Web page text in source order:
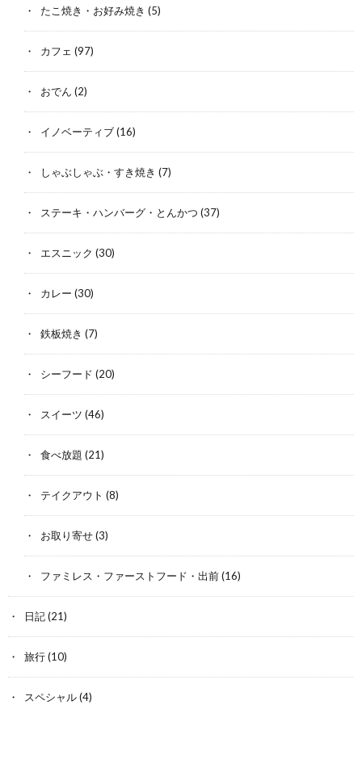
たこ焼き・お好み焼き (5)
カフェ (97)
おでん (2)
イノベーティブ(16)
しゃぶしゃぶ・すき焼き (7)
ステーキ・ハンバーグ・とんかつ (37)
エスニック (30)
カレー (30)
鉄板焼き (7)
シーフード (20)
スイーツ (46)
食べ放題 (21)
テイクアウト (8)
お取り寄せ(3)
ファミレス・ファーストフード・出前(16)
日記(21)
旅行(10)
スペシャル(4)